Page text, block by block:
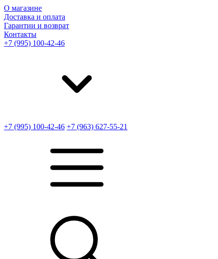
О магазине
Доставка и оплата
Гарантии и возврат
Контакты
+7 (995) 100-42-46
+7 (995) 100-42-46 +7 (963) 627-55-21